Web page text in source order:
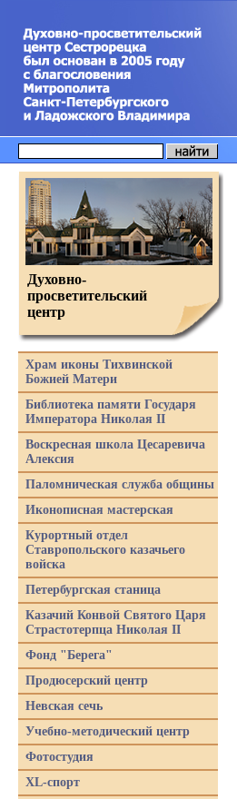
Духовно-
просветительский
центр
Храм иконы Тихвинской
Божией Матери
Библиотека памяти Государя
Императора Николая II
Воскресная школа Цесаревича
Алексия
Паломническая служба общины
Иконописная мастерская
Курортный отдел
Ставропольского казачьего
войска
Петербургская станица
Казачий Конвой Святого Царя
Страстотерпца Николая II
Фонд "Берега"
Продюсерский центр
Невская сечь
Учебно-методический центр
Фотостудия
XL-спорт